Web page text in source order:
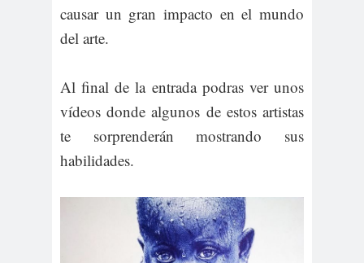
causar un gran impacto en el mundo
del arte.
Al final de la entrada podras ver unos
vídeos donde algunos de estos artistas
te sorprenderán mostrando sus
habilidades.